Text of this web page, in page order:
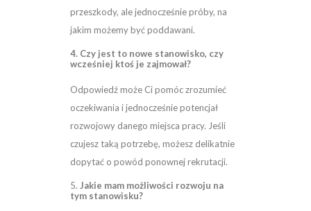
przeszkody, ale jednocześnie próby, na
jakim możemy być poddawani.
4. Czy jest to nowe stanowisko, czy
wcześniej ktoś je zajmował?
Odpowiedź może Ci pomóc zrozumieć
oczekiwania i jednocześnie potencjał
rozwojowy danego miejsca pracy. Jeśli
czujesz taką potrzebę, możesz delikatnie
dopytać o powód ponownej rekrutacji.
5. Jakie mam możliwości rozwoju na
tym stanowisku?